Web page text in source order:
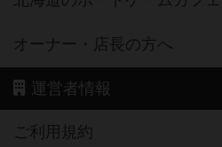
オーナー・店長の方へ
運営者情報
ご利用規約